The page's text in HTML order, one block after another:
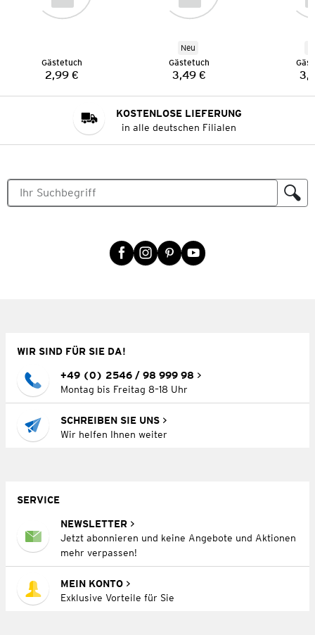
Gästetuch
Preis:
2,99 €
Neu
Gästetuch
Preis:
3,49 €
KOSTENLOSE LIEFERUNG
in alle deutschen Filialen
WIR SIND FÜR SIE DA!
+49 (0) 2546 / 98 999 98
Montag bis Freitag 8–18 Uhr
SCHREIBEN SIE UNS
Wir helfen Ihnen weiter
SERVICE
NEWSLETTER
Jetzt abonnieren und keine Angebote und Aktionen
mehr verpassen!
MEIN KONTO
Exklusive Vorteile für Sie